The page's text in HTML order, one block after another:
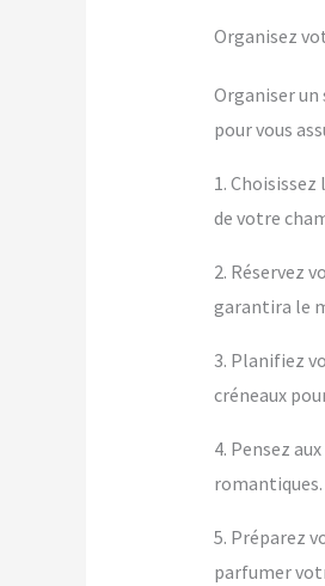
Organisez
Organiser
pour vous
1.
de votre
2. Réservez
garantira le
3. Planifiez
créneaux
4. Pensez
romantiques.
5. Préparez
parfumer